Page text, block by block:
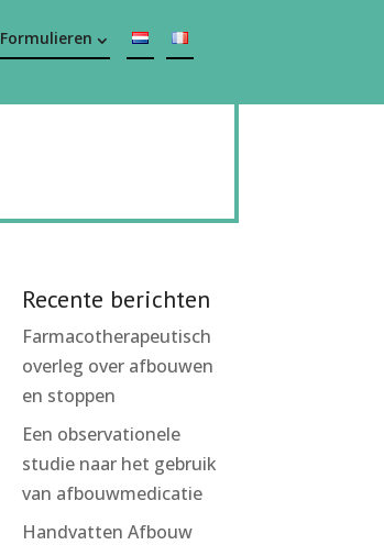
Formulieren
Recente berichten
Farmacotherapeutisch
overleg over afbouwen
en stoppen
Een observationele
studie naar het gebruik
van afbouwmedicatie
Handvatten Afbouw